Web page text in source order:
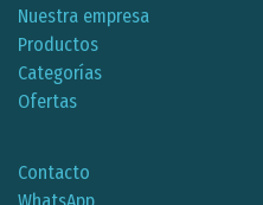
Nuestra empresa
Productos
Categorías
Ofertas
Contacto